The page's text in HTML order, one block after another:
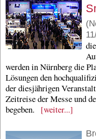
werden in Nürnberg die
Lösungen den
der diesjährigen
Zeitreise der Messe und
begeben. [weiter...]